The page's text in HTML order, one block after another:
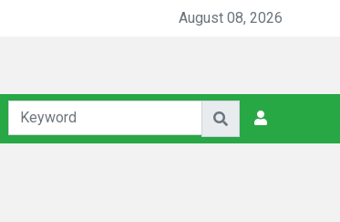
August 08, 2026